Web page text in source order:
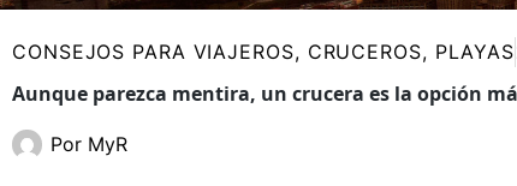
CONSEJOS PARA VIAJEROS, CRUCEROS, PLAYAS
Aunque parezca mentira, un crucera es la opción
Por MyR